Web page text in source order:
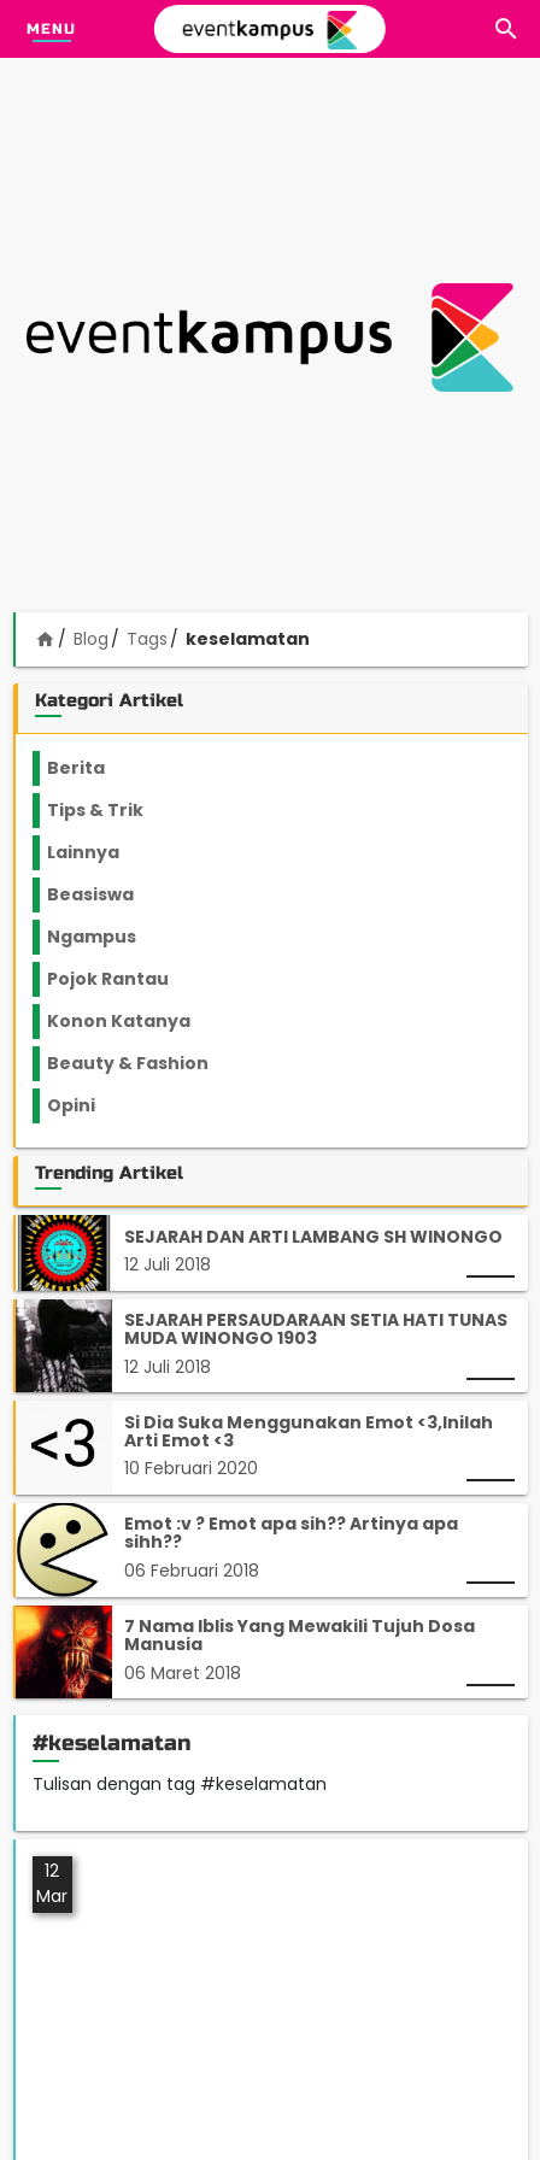
MENU
home Blog Tags keselamatan
Kategori Artikel
Berita
Tips & Trik
Lainnya
Beasiswa
Ngampus
Pojok Rantau
Konon Katanya
Beauty & Fashion
Opini
Trending Artikel
SEJARAH DAN ARTI LAMBANG SH WINONGO
12 Juli 2018
SEJARAH PERSAUDARAAN SETIA HATI TUNAS
MUDA WINONGO 1903
12 Juli 2018
Si Dia Suka Menggunakan Emot <3,Inilah
Arti Emot <3
10 Februari 2020
Emot :v ? Emot apa sih?? Artinya apa
sihh??
06 Februari 2018
7 Nama Iblis Yang Mewakili Tujuh Dosa
Manusia
06 Maret 2018
#keselamatan
Tulisan dengan tag #keselamatan
12
Mar